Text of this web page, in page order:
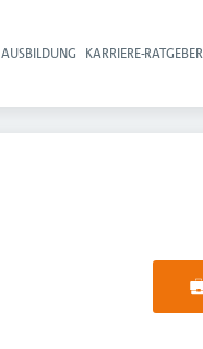
Haupt-Navigation
AUSBILDUNG KARRIERE-RATGEBER